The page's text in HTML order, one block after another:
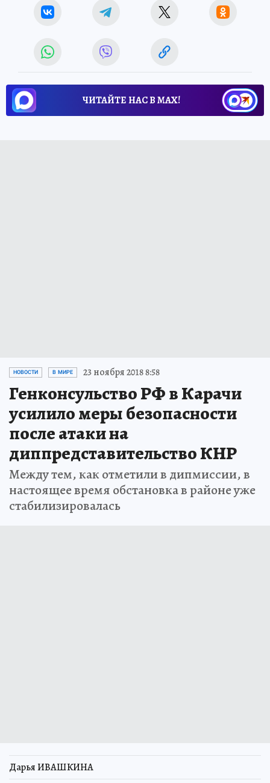
ЧИТАЙТЕ НАС В МАХ!
НОВОСТИ В МИРЕ 23 ноября 2018 8:58
Генконсульство РФ в Карачи
усилило меры безопасности
после атаки на
диппредставительство КНР
Между тем, как отметили в дипмиссии, в
настоящее время обстановка в районе уже
стабилизировалась
Дарья ИВАШКИНА